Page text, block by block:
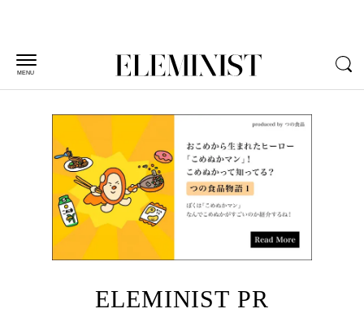
MENU
ELEMINIST PR